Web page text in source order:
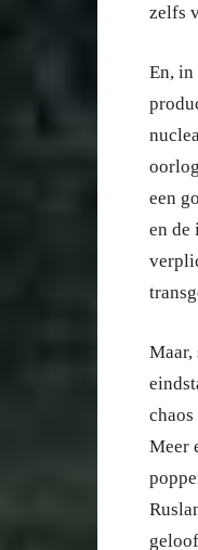
zelfs
En, in
een
en de
Maar,
Meer